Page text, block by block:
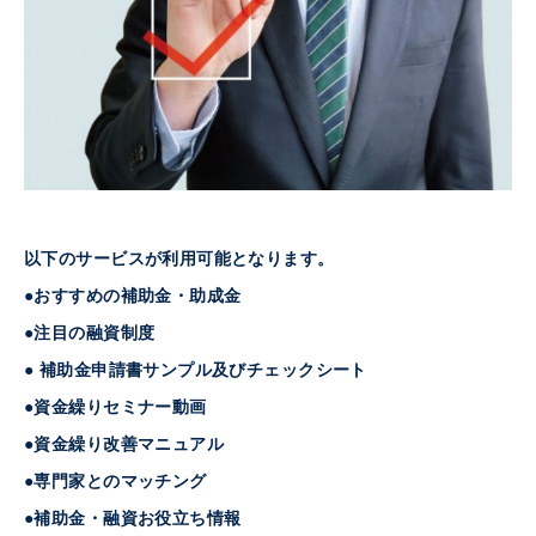
以下のサービスが利用可能となります。
●おすすめの補助金・助成金
●注目の融資制度
● 補助金申請書サンプル及びチェックシート
●資金繰りセミナー動画
●資金繰り改善マニュアル
●専門家とのマッチング
●補助金・融資お役立ち情報